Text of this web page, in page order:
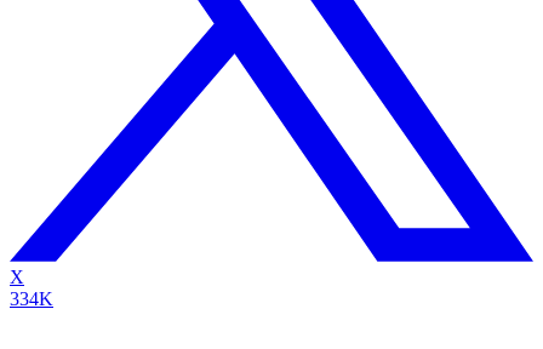
X
334K